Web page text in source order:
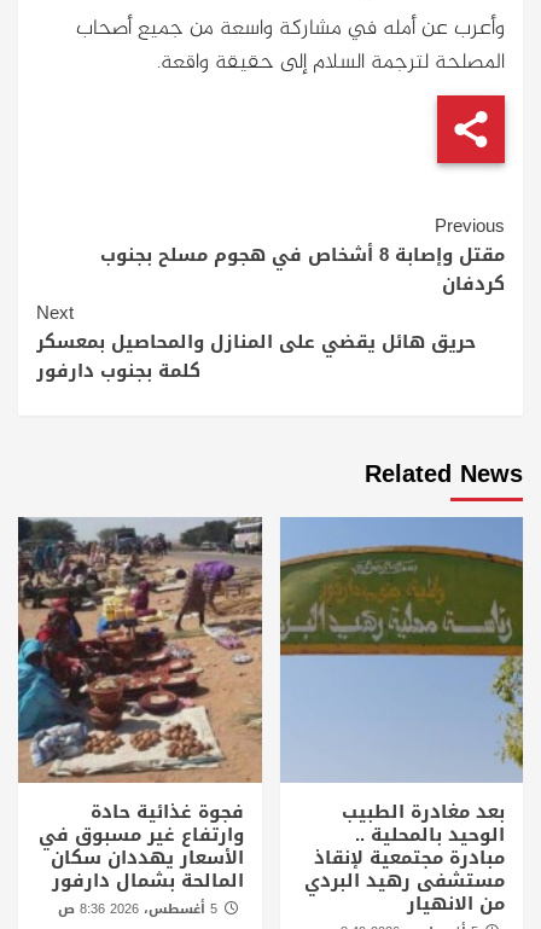
وأعرب عن أمله في مشاركة واسعة من جميع أصحاب
المصلحة لترجمة السلام إلى حقيقة واقعة.
Continue
Reading
Previous
مقتل وإصابة 8 أشخاص في هجوم مسلح بجنوب
كردفان
Next
حريق هائل يقضي على المنازل والمحاصيل بمعسكر
كلمة بجنوب دارفور
Related News
بعد مغادرة الطبيب
الوحيد بالمحلية ..
مبادرة مجتمعية لإنقاذ
مستشفى رهيد البردي
من الانهيار
فجوة غذائية حادة
وارتفاع غير مسبوق في
الأسعار يهددان سكان
المالحة بشمال دارفور
5 أغسطس، 2026 8:36 ص